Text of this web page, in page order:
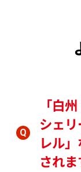
「白
シェ
レル
されま